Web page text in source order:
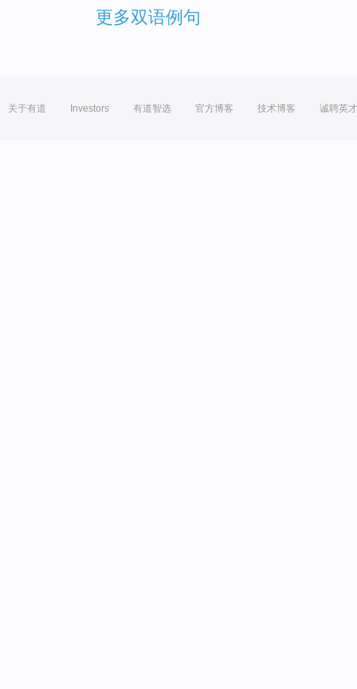
更多双语例句
关于有道 Investors 有道智选 官方博客 技术博客 诚聘英才